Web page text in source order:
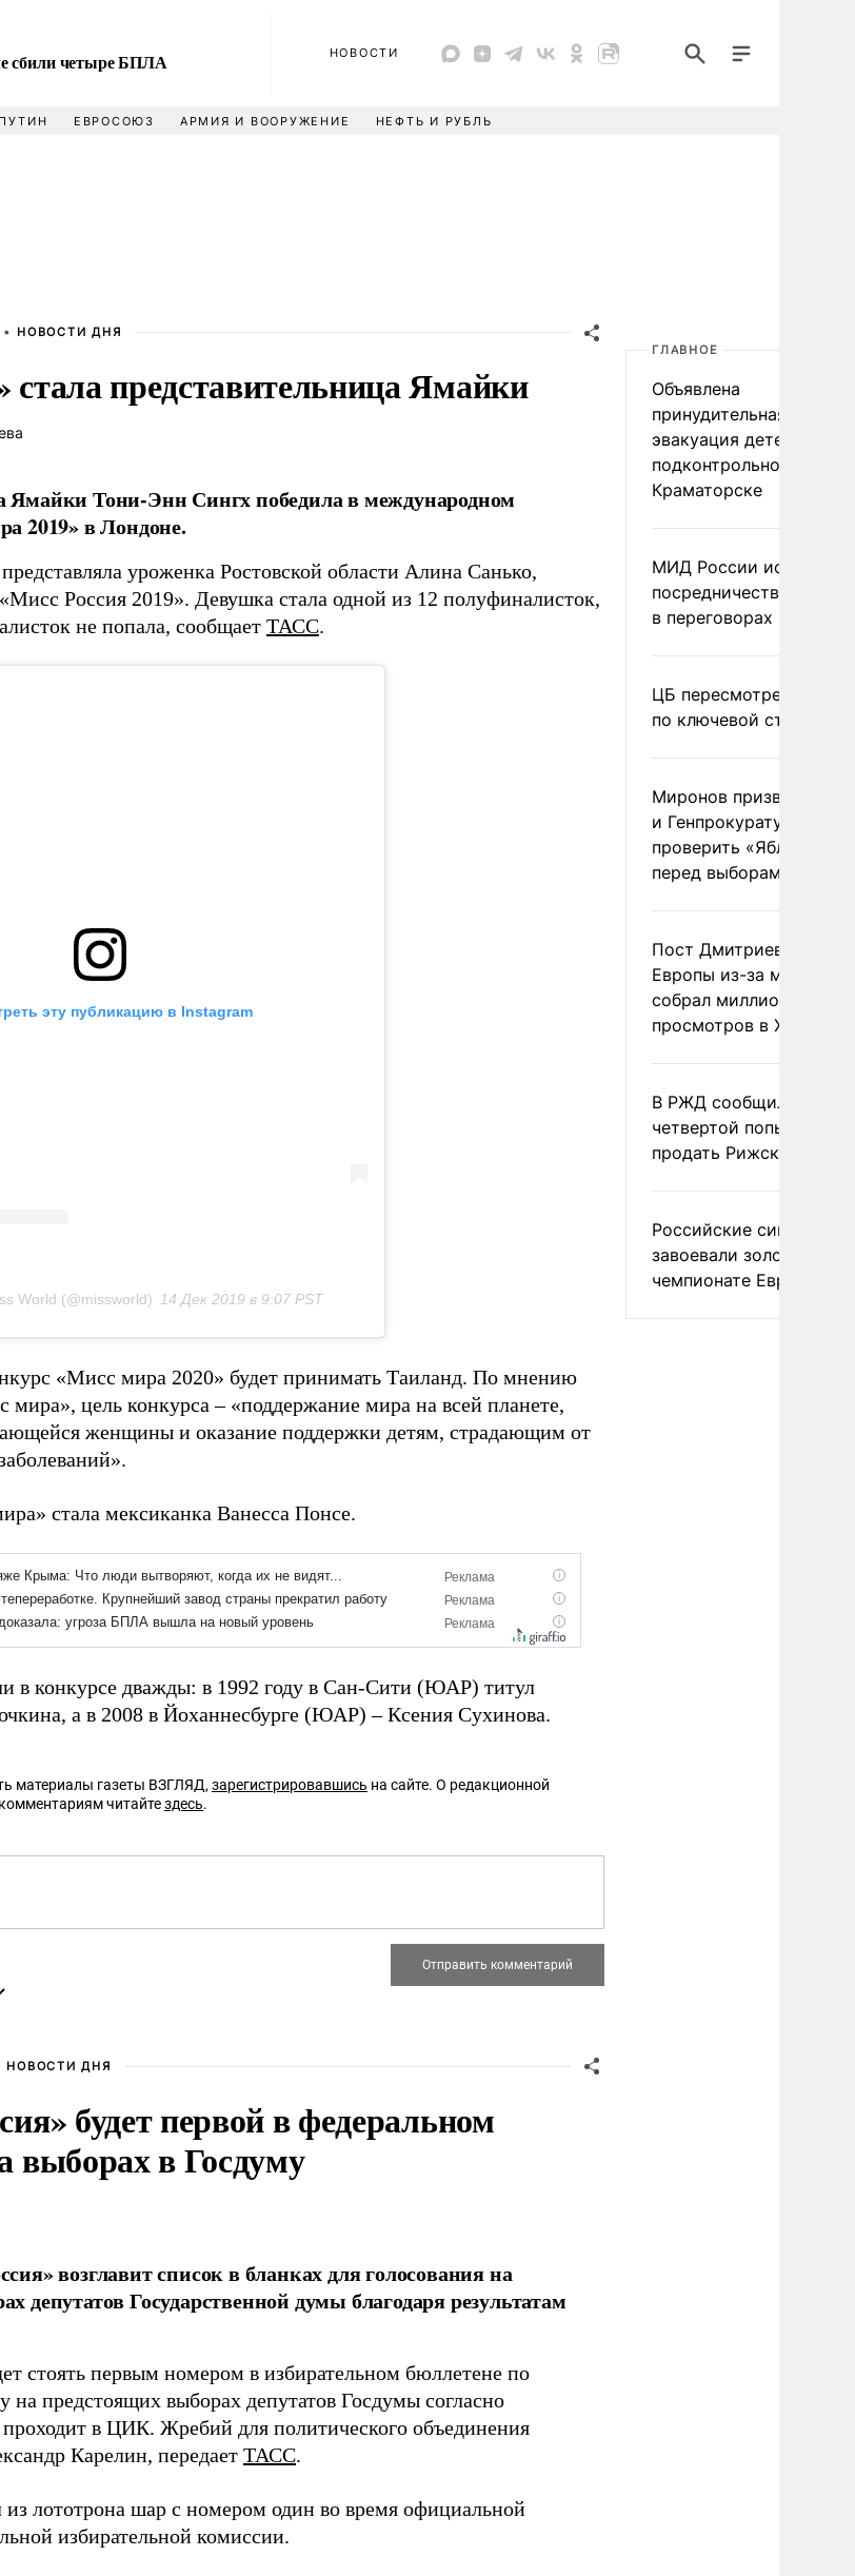
сбили четыре БПЛА НОВОСТИ
ЕВРОСОЮЗ АРМИЯ И ВООРУЖЕНИЕ НЕФТЬ И РУБЛЬ
НОВОСТИ ДНЯ
представительница Ямайки
Ямайки Тони-Энн Сингх победила в международном
2019» в Лондоне.
уроженка Ростовской области Алина Санько,
«Мисс Россия 2019». Девушка стала одной из 12 полуфиналисток,
не попала, сообщает ТАСС.
эту публикацию в Instagram
World (@missworld) 14 Дек 2019 в 9:07 PST
«Мисс мира 2020» будет принимать Таиланд. По мнению
мира», цель конкурса – «поддержание мира на всей планете,
женщины и оказание поддержки детям, страдающим от
стала мексиканка Ванесса Понсе.
в конкурсе дважды: в 1992 году в Сан-Сити (ЮАР) титул
а в 2008 в Йоханнесбурге (ЮАР) – Ксения Сухинова.
материалы газеты ВЗГЛЯД, зарегистрировавшись на сайте. О редакционной
читайтездесь.
НОВОСТИ ДНЯ
будет первой в федеральном
выборах в Госдуму
возглавит список в бланках для голосования на
депутатов Государственной думы благодаря результатам
стоять первым номером в избирательном бюллетене по
на предстоящих выборах депутатов Госдумы согласно
проходит в ЦИК. Жребий для политического объединения
Карелин, передает ТАСС.
из лототрона шар с номером один во время официальной
избирательной комиссии.
ГЛАВНОЕ
Объявлена
принудительная
эвакуация детей в
подконтрольном Киеву
Краматорске
МИД России исключил
посредничество
в переговорах по
ЦБ пересмотрел
по ключевой ставке
Миронов призвал
и Генпрокуратуру
проверить «Яблоко»
перед выборами
Пост Дмитриева о
Европы из-за
собрал миллион
просмотров в X
В РЖД сообщили о
четвертой попытке
продать Рижский
Российские
завоевали золото на
чемпионате Европы